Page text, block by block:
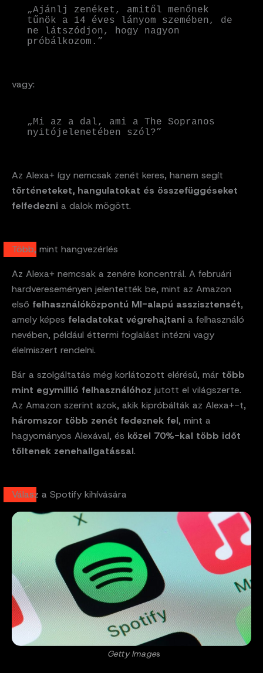
„Ajánlj zenéket, amitől menőnek
tűnök a 14 éves lányom szemében, de
ne látszódjon, hogy nagyon
próbálkozom.”
vagy:
„Mi az a dal, ami a The Sopranos
nyitójelenetében szól?”
Az Alexa+ így nemcsak zenét keres, hanem segít
történeteket, hangulatokat és összefüggéseket
felfedezni a dalok mögött.
Több, mint hangvezérlés
Az Alexa+ nemcsak a zenére koncentrál. A februári
hardvereseményen jelentették be, mint az Amazon
első felhasználóközpontú MI-alapú asszisztensét,
amely képes feladatokat végrehajtani a felhasználó
nevében, például éttermi foglalást intézni vagy
élelmiszert rendelni.
Bár a szolgáltatás még korlátozott elérésű, már több
mint egymillió felhasználóhoz jutott el világszerte.
Az Amazon szerint azok, akik kipróbálták az Alexa+-t,
háromszor több zenét fedeznek fel, mint a
hagyományos Alexával, és közel 70%-kal több időt
töltenek zenehallgatással.
Válasz a Spotify kihívására
Getty Images